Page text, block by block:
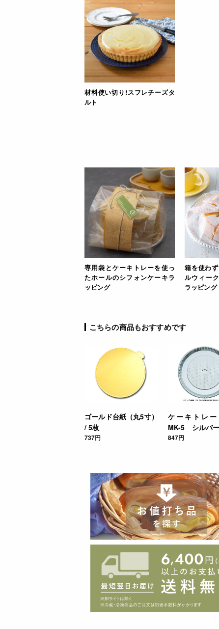
材料使い切り!スフレチーズタ
ルト
専用袋とケーキトレーを使っ
たホールのシフォンケーキラ
ッピング
箱を使わ
ルウィー
ラッピング
こちらの商品もおすすめです
ゴールド台紙（丸5寸）
/ 5枚
737円
ケーキトレ
MK-5 シルバ
847円